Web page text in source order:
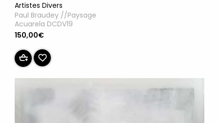
Artistes Divers
Paul Braudey //Paysage
Acuarela DCDV19
150,00€